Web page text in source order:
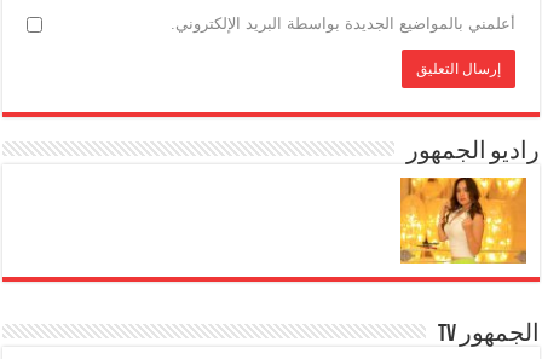
أعلمني بالمواضيع الجديدة بواسطة البريد الإلكتروني.
راديو الجمهور
الجمهور TV